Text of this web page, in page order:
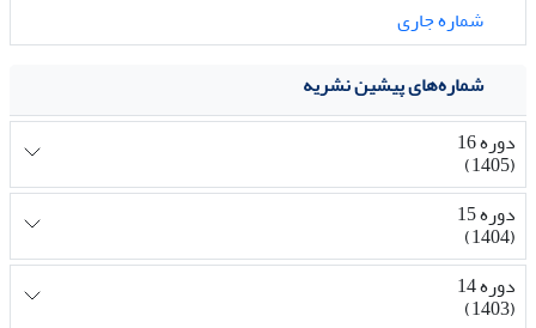
شماره جاری
شماره‌های پیشین نشریه
دوره 16
(1405)
دوره 15
(1404)
دوره 14
(1403)